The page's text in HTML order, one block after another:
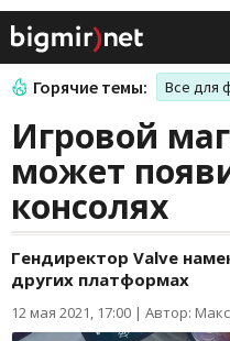
Горячие темы: Все для
Игровой
может
консолях
Гендиректор Valve
других платформах
12 мая 2021, 17:00 | Автор: